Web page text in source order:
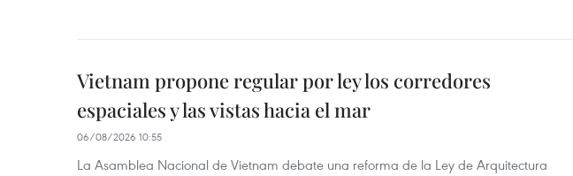
Vietnam propone regular por ley los corredores
espaciales y las vistas hacia el mar
06/08/2026 10:55
La Asamblea Nacional de Vietnam debate una reforma de la Ley de Arquitectura